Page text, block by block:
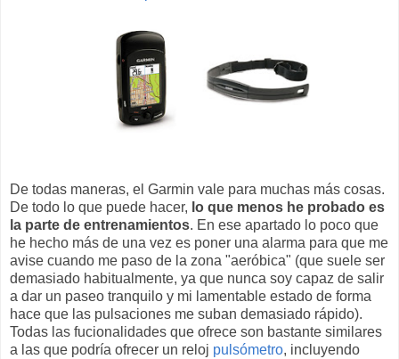
De todas maneras, el Garmin vale para muchas más cosas.
De todo lo que puede hacer, lo que menos he probado es
la parte de entrenamientos. En ese apartado lo poco que
he hecho más de una vez es poner una alarma para que me
avise cuando me paso de la zona "aeróbica" (que suele ser
demasiado habitualmente, ya que nunca soy capaz de salir
a dar un paseo tranquilo y mi lamentable estado de forma
hace que las pulsaciones me suban demasiado rápido).
Todas las fucionalidades que ofrece son bastante similares
a las que podría ofrecer un reloj pulsómetro, incluyendo